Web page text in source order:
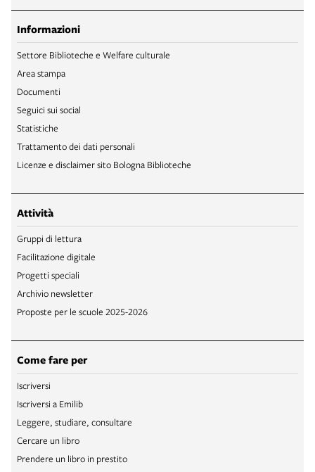
Informazioni
Settore Biblioteche e Welfare culturale
Area stampa
Documenti
Seguici sui social
Statistiche
Trattamento dei dati personali
Licenze e disclaimer sito Bologna Biblioteche
Attività
Gruppi di lettura
Facilitazione digitale
Progetti speciali
Archivio newsletter
Proposte per le scuole 2025-2026
Come fare per
Iscriversi
Iscriversi a Emilib
Leggere, studiare, consultare
Cercare un libro
Prendere un libro in prestito